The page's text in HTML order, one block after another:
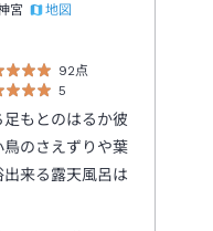
宮 地図
92点
5
もとのはるか彼
のさえずりや葉
来る露天風呂は